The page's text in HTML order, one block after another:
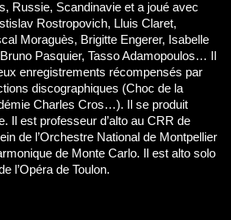
Russie, Scandinavie et a joué avec
Rostropovich, Lluis Claret,
Moraguès, Brigitte Engerer, Isabelle
Pasquier, Tasso Adamopoulos… Il
enregistrements récompensés par
discographiques (Choc de la
Charles Cros…). Il se produit
Il est professeur d’alto au CRR de
de l’Orchestre National de Montpellier
de Monte Carlo. Il est alto solo
l’Opéra de Toulon.